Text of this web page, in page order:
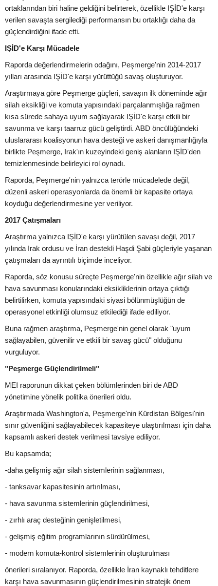
ortaklarından biri haline geldiğini belirterek, özellikle IŞİD'e karşı
verilen savaşta sergilediği performansın bu ortaklığı daha da
güçlendirdiğini ifade etti.
IŞİD'e Karşı Mücadele
Raporda değerlendirmelerin odağını, Peşmerge'nin 2014-2017
yılları arasında IŞİD'e karşı yürüttüğü savaş oluşturuyor.
Araştırmaya göre Peşmerge güçleri, savaşın ilk döneminde ağır
silah eksikliği ve komuta yapısındaki parçalanmışlığa rağmen
kısa sürede sahaya uyum sağlayarak IŞİD'e karşı etkili bir
savunma ve karşı taarruz gücü geliştirdi. ABD öncülüğündeki
uluslararası koalisyonun hava desteği ve askeri danışmanlığıyla
birlikte Peşmerge, Irak'ın kuzeyindeki geniş alanların IŞİD'den
temizlenmesinde belirleyici rol oynadı.
Raporda, Peşmerge'nin yalnızca terörle mücadelede değil,
düzenli askeri operasyonlarda da önemli bir kapasite ortaya
koyduğu değerlendirmesine yer veriliyor.
2017 Çatışmaları
Araştırma yalnızca IŞİD'e karşı yürütülen savaşı değil, 2017
yılında Irak ordusu ve İran destekli Haşdi Şabi güçleriyle yaşanan
çatışmaları da ayrıntılı biçimde inceliyor.
Raporda, söz konusu süreçte Peşmerge'nin özellikle ağır silah ve
hava savunması konularındaki eksikliklerinin ortaya çıktığı
belirtilirken, komuta yapısındaki siyasi bölünmüşlüğün de
operasyonel etkinliği olumsuz etkilediği ifade ediliyor.
Buna rağmen araştırma, Peşmerge'nin genel olarak "uyum
sağlayabilen, güvenilir ve etkili bir savaş gücü" olduğunu
vurguluyor.
"Peşmerge Güçlendirilmeli"
MEI raporunun dikkat çeken bölümlerinden biri de ABD
yönetimine yönelik politika önerileri oldu.
Araştırmada Washington'a, Peşmerge'nin Kürdistan Bölgesi'nin
sınır güvenliğini sağlayabilecek kapasiteye ulaştırılması için daha
kapsamlı askeri destek verilmesi tavsiye ediliyor.
Bu kapsamda;
-daha gelişmiş ağır silah sistemlerinin sağlanması,
- tanksavar kapasitesinin artırılması,
- hava savunma sistemlerinin güçlendirilmesi,
- zırhlı araç desteğinin genişletilmesi,
- gelişmiş eğitim programlarının sürdürülmesi,
- modern komuta-kontrol sistemlerinin oluşturulması
önerileri sıralanıyor. Raporda, özellikle İran kaynaklı tehditlere
karşı hava savunmasının güçlendirilmesinin stratejik önem